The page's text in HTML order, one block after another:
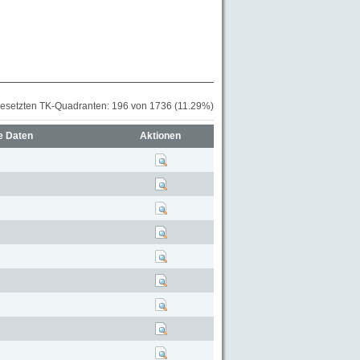
TK-Quadranten: 196 von 1736 (11.29%)
Daten Aktionen